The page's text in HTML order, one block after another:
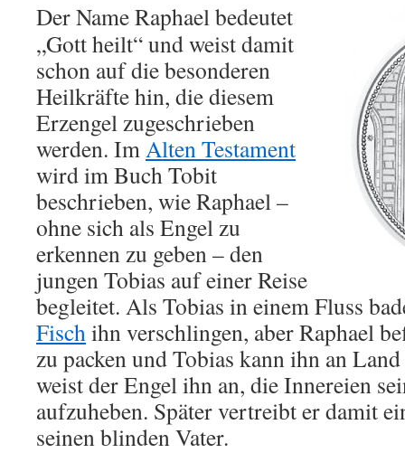
Der Name Raphael bedeutet
„Gott heilt“ und weist damit
schon auf die besonderen
Heilkräfte hin, die diesem
Erzengel zugeschrieben
werden. ImAlten Testament
wird im Buch Tobit
beschrieben, wie Raphael –
ohne sich als Engel zu
erkennen zu geben – den
jungen Tobias auf einer Reise
begleitet. Als Tobias in einem Fluss
Fischihn verschlingen, aber Raphael
zu packen und Tobias kann ihn an
weist der Engel ihn an, die Innereien
aufzuheben. Später vertreibt er damit
seinen blinden Vater.